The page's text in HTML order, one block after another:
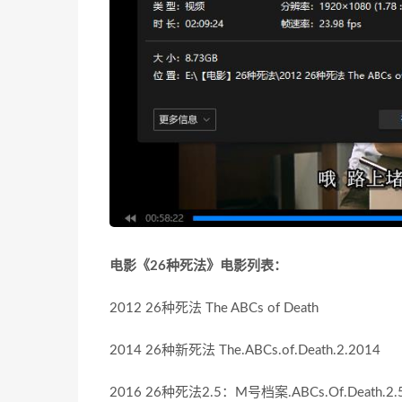
电影《26种死法》电影列表：
2012 26种死法 The ABCs of Death
2014 26种新死法 The.ABCs.of.Death.2.2014
2016 26种死法2.5：M号档案